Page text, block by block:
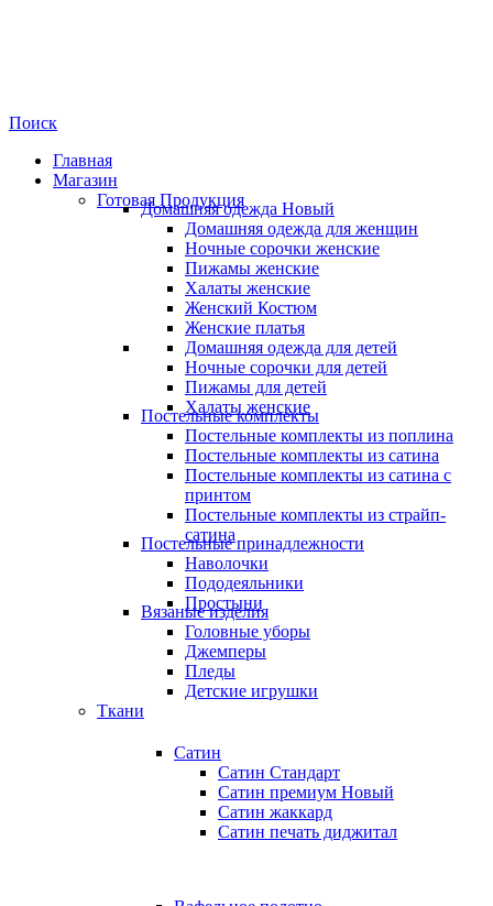
Поиск
Главная
Магазин
Готовая Продукция
Домашняя одежда Новый
Домашняя одежда для женщин
Ночные сорочки женские
Пижамы женские
Халаты женские
Женский Костюм
Женские платья
Домашняя одежда для детей
Ночные сорочки для детей
Пижамы для детей
Халаты женские
Постельные комплекты
Постельные комплекты из поплина
Постельные комплекты из сатина
Постельные комплекты из сатина с
принтом
Постельные комплекты из страйп-
сатина
Постельные принадлежности
Наволочки
Пододеяльники
Простыни
Вязаные изделия
Головные уборы
Джемперы
Пледы
Детские игрушки
Ткани
Сатин
Сатин Стандарт
Сатин премиум Новый
Сатин жаккард
Сатин печать диджитал